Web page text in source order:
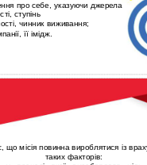
про себе, указуючи джерела
ступінь
чинник виживання;
її імідж.
що місія повинна вироблятися із
таких факторів: